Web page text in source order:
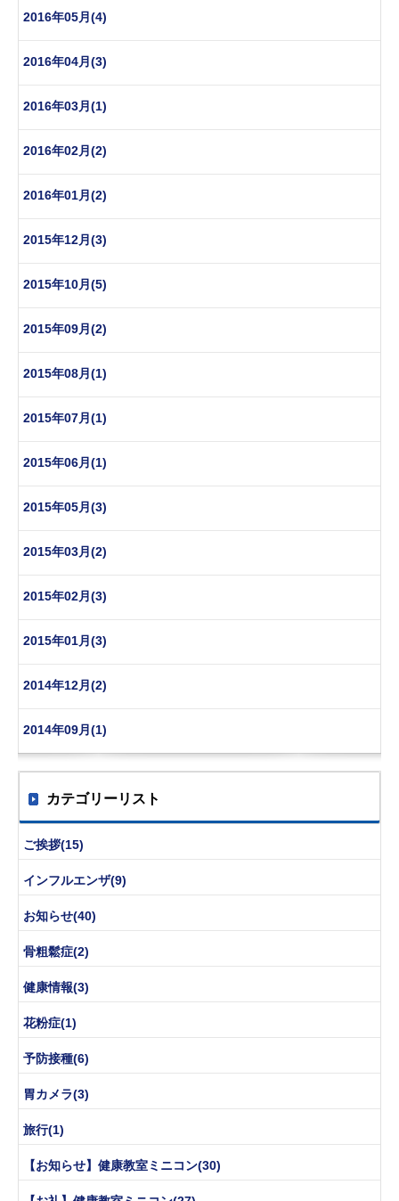
2016年05月(4)
2016年04月(3)
2016年03月(1)
2016年02月(2)
2016年01月(2)
2015年12月(3)
2015年10月(5)
2015年09月(2)
2015年08月(1)
2015年07月(1)
2015年06月(1)
2015年05月(3)
2015年03月(2)
2015年02月(3)
2015年01月(3)
2014年12月(2)
2014年09月(1)
カテゴリーリスト
ご挨拶(15)
インフルエンザ(9)
お知らせ(40)
骨粗鬆症(2)
健康情報(3)
花粉症(1)
予防接種(6)
胃カメラ(3)
旅行(1)
【お知らせ】健康教室ミニコン(30)